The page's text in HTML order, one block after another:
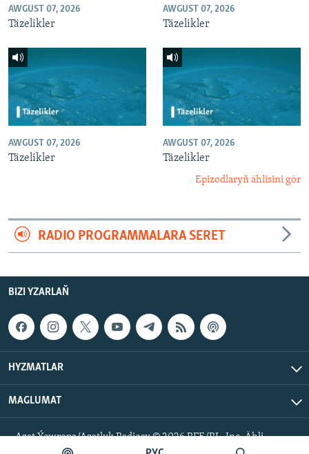
AWGUST 07, 2026
Täzelikler
AWGUST 07, 2026
Täzelikler
AWGUST 07, 2026
Täzelikler
AWGUST 07, 2026
Täzelikler
Epizodlaryň ählisini gör
RADIO PROGRAMMALARA SERET
BIZI YZARLAŇ
HYZMATLAR
MAGLUMAT
Azat Ýewropa/Azatlyk Radiosy © 2026 RFE/RL, Inc. Ähli
hukuklar goralan.